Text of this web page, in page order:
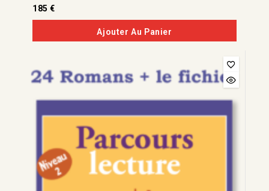
0
de
5
185€
Ajouter Au Panier